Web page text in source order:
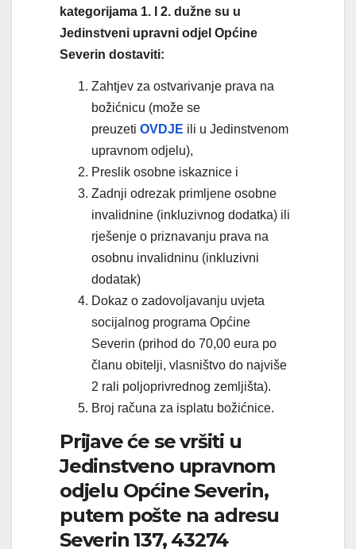
kategorijama 1. I 2. dužne su u
Jedinstveni upravni odjel Općine
Severin dostaviti:
Zahtjev za ostvarivanje prava na
božićnicu (može se
preuzeti OVDJE ili u Jedinstvenom
upravnom odjelu),
Preslik osobne iskaznice i
Zadnji odrezak primljene osobne
invalidnine (inkluzivnog dodatka) ili
rješenje o priznavanju prava na
osobnu invalidninu (inkluzivni
dodatak)
Dokaz o zadovoljavanju uvjeta
socijalnog programa Općine
Severin (prihod do 70,00 eura po
članu obitelji, vlasništvo do najviše
2 rali poljoprivrednog zemljišta).
Broj računa za isplatu božićnice.
Prijave će se vršiti u
Jedinstveno upravnom
odjelu Općine Severin,
putem pošte na adresu
Severin 137, 43274